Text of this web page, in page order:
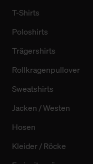
T-Shirts
Poloshirts
Trägershirts
Rollkragenpullover
Sweatshirts
Jacken / Westen
Hosen
Kleider / Röcke